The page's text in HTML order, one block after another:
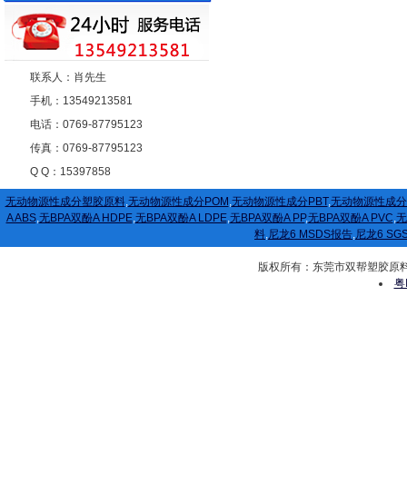
联系人：肖先生
手机：13549213581
电话：0769-87795123
传真：0769-87795123
Q Q：15397858
无动物源性成分塑胶原料,无动物源性成分POM ,无动物源性成分PBT,无动物源性成
A ABS,无BPA双酚A HDPE,无BPA双酚A LDPE,无BPA双酚A PP,无BPA双酚A PVC,
料,尼龙6 MSDS报告,尼龙6
版权所有：东莞市双帮塑胶